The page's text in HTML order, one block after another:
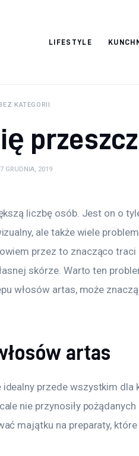
LIFESTYLE
BEZ KATEGORII
GRUDNIA, 2019
liczbę osób. Jest on o
ale także wiele
przez to znacząco
skórze. Warto ten
włosów artas, może
artas
przede wszystkim dla
nie przynosiły
majątku na preparaty,